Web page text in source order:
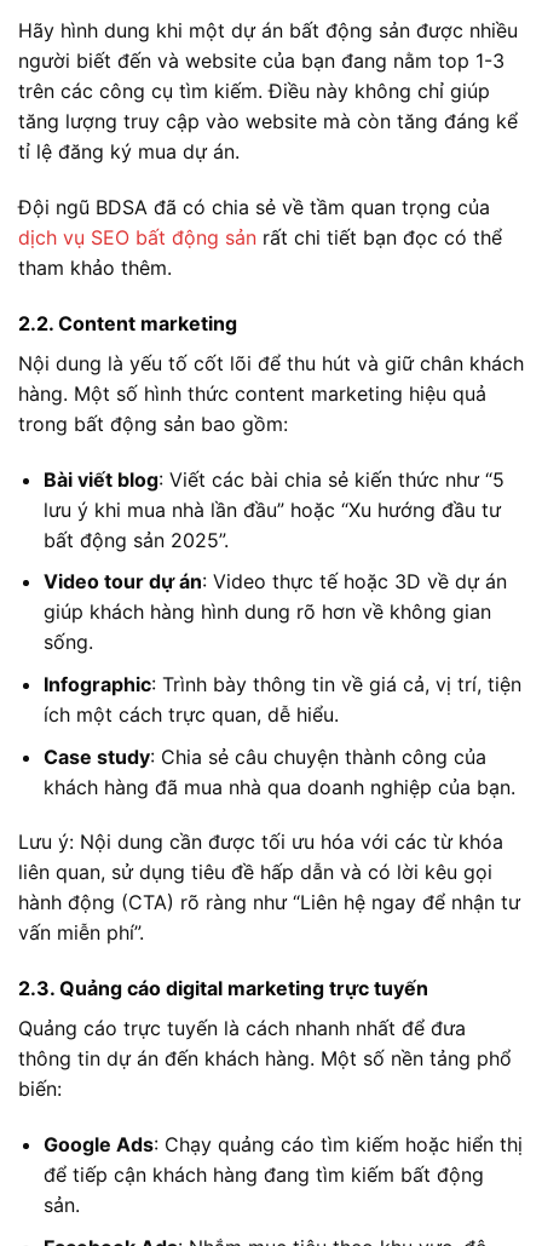
Hãy hình dung khi một dự án bất động sản được nhiều
người biết đến và website của bạn đang nằm top 1-3
trên các công cụ tìm kiếm. Điều này không chỉ giúp
tăng lượng truy cập vào website mà còn tăng đáng kể
tỉ lệ đăng ký mua dự án.
Đội ngũ BDSA đã có chia sẻ về tầm quan trọng của
dịch vụ SEO bất động sản rất chi tiết bạn đọc có thể
tham khảo thêm.
2.2. Content marketing
Nội dung là yếu tố cốt lõi để thu hút và giữ chân khách
hàng. Một số hình thức content marketing hiệu quả
trong bất động sản bao gồm:
Bài viết blog: Viết các bài chia sẻ kiến thức như “5
lưu ý khi mua nhà lần đầu” hoặc “Xu hướng đầu tư
bất động sản 2025”.
Video tour dự án: Video thực tế hoặc 3D về dự án
giúp khách hàng hình dung rõ hơn về không gian
sống.
Infographic: Trình bày thông tin về giá cả, vị trí, tiện
ích một cách trực quan, dễ hiểu.
Case study: Chia sẻ câu chuyện thành công của
khách hàng đã mua nhà qua doanh nghiệp của bạn.
Lưu ý: Nội dung cần được tối ưu hóa với các từ khóa
liên quan, sử dụng tiêu đề hấp dẫn và có lời kêu gọi
hành động (CTA) rõ ràng như “Liên hệ ngay để nhận tư
vấn miễn phí”.
2.3. Quảng cáo digital marketing trực tuyến
Quảng cáo trực tuyến là cách nhanh nhất để đưa
thông tin dự án đến khách hàng. Một số nền tảng phổ
biến:
Google Ads: Chạy quảng cáo tìm kiếm hoặc hiển thị
để tiếp cận khách hàng đang tìm kiếm bất động
sản.